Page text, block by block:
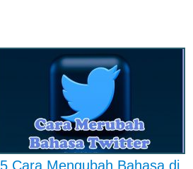
5 Cara Mengubah Bahasa di